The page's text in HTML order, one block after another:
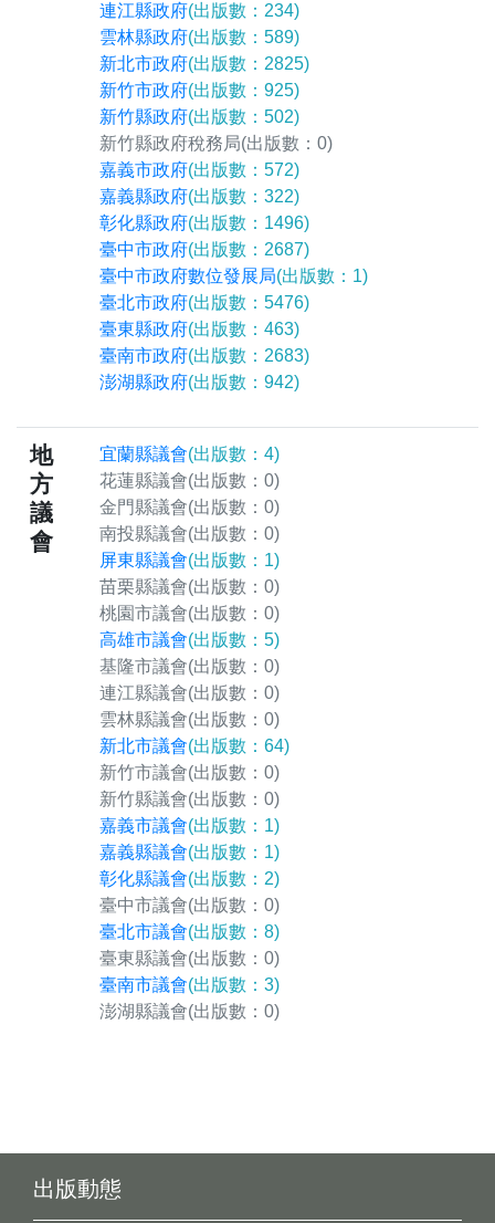
連江縣政府(出版數：234)
雲林縣政府(出版數：589)
新北市政府(出版數：2825)
新竹市政府(出版數：925)
新竹縣政府(出版數：502)
新竹縣政府稅務局(出版數：0)
嘉義市政府(出版數：572)
嘉義縣政府(出版數：322)
彰化縣政府(出版數：1496)
臺中市政府(出版數：2687)
臺中市政府數位發展局(出版數：1)
臺北市政府(出版數：5476)
臺東縣政府(出版數：463)
臺南市政府(出版數：2683)
澎湖縣政府(出版數：942)
地
方
議
會
宜蘭縣議會(出版數：4)
花蓮縣議會(出版數：0)
金門縣議會(出版數：0)
南投縣議會(出版數：0)
屏東縣議會(出版數：1)
苗栗縣議會(出版數：0)
桃園市議會(出版數：0)
高雄市議會(出版數：5)
基隆市議會(出版數：0)
連江縣議會(出版數：0)
雲林縣議會(出版數：0)
新北市議會(出版數：64)
新竹市議會(出版數：0)
新竹縣議會(出版數：0)
嘉義市議會(出版數：1)
嘉義縣議會(出版數：1)
彰化縣議會(出版數：2)
臺中市議會(出版數：0)
臺北市議會(出版數：8)
臺東縣議會(出版數：0)
臺南市議會(出版數：3)
澎湖縣議會(出版數：0)
出版動態